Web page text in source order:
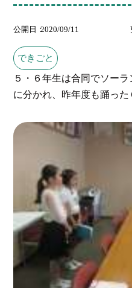
公開日 2020/09/11
できごと
５・６年生は合同でソー
に分かれ、昨年度も踊った